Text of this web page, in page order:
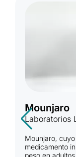
Mounjaro
Laboratorios
Mounjaro,
medicamento